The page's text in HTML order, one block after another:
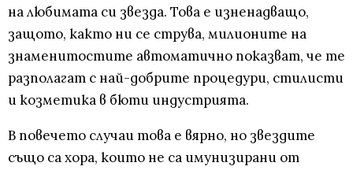
на любимата си звезда. Това е изненадващо,
защото, както ни се струва, милионите на
знаменитостите автоматично показват, че те
разполагат с най-добрите процедури, стилисти
и козметика в бюти индустрията.
В повечето случаи това е вярно, но звездите
също са хора, които не са имунизирани от